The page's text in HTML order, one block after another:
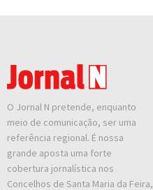
O Jornal N pretende, enquanto
meio de comunicação, ser uma
referência regional. É nossa
grande aposta uma forte
cobertura jornalística nos
Concelhos de Santa Maria da Feira,